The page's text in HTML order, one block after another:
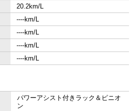
20.2km/L
‐‐‐‐km/L
‐‐‐‐km/L
‐‐‐‐km/L
‐‐‐‐km/L
パワーアシスト付きラック＆ピニオ
ン